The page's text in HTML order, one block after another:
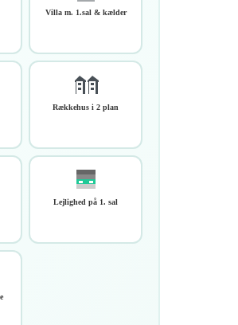
Villa m. 1.sal & kælder
Rækkehus i 2 plan
Lejlighed på 1. sal